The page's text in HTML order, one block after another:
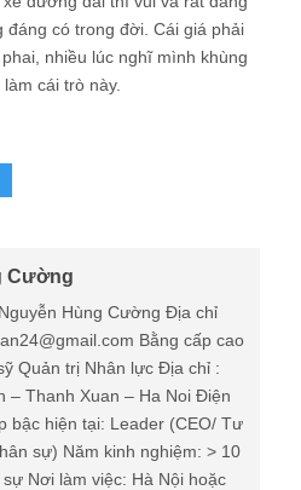
đáng có trong đời. Cái giá phải
nhiều lúc nghĩ mình khùng
cái trò này.
Cường
Hùng Cường Địa chỉ
Bằng cấp cao
Quản trị Nhân lực Địa chỉ :
– Thanh Xuan – Ha Noi Điện
bậc hiện tại: Leader (CEO/ Tư
sự) Năm kinh nghiệm: > 10
Nơi làm việc: Hà Nội hoặc